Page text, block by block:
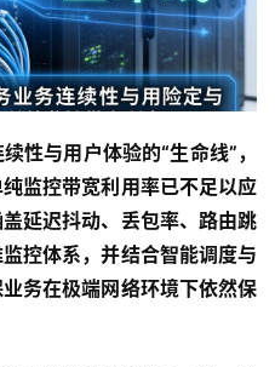
性与用户体验的“生命线”，
监控带宽利用率已不足以应
延迟抖动、丢包率、路由跳
控体系，并结合智能调度与
务在极端网络环境下依然保